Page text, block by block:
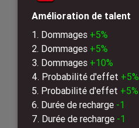
Amélioration de talent
1. Dommages +5%
2. Dommages +5%
3. Dommages +10%
4. Probabilité d'effet +5%
5. Probabilité d'effet +5%
6. Durée de recharge -1
7. Durée de recharge -1